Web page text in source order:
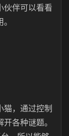
伙伴可以看看
，通过控制
各种谜题。